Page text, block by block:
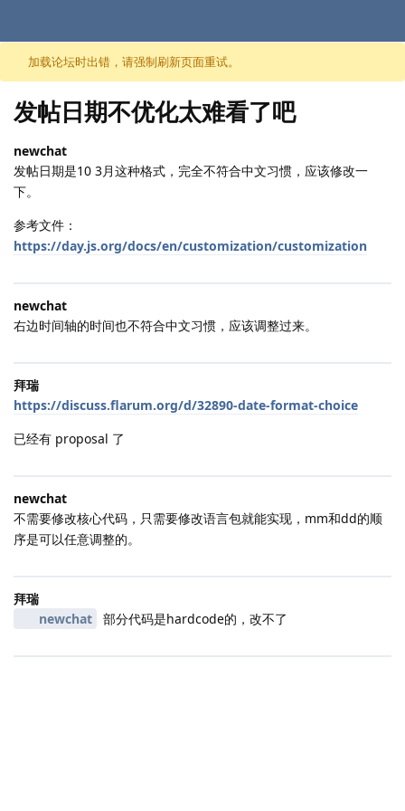
跳至内容
加载论坛时出错，请强制刷新页面重试。
发帖日期不优化太难看了吧
newchat
发帖日期是10 3月这种格式，完全不符合中文习惯，应该修改一
下。
参考文件：
https://day.js.org/docs/en/customization/customization
newchat
右边时间轴的时间也不符合中文习惯，应该调整过来。
拜瑞
https://discuss.flarum.org/d/32890-date-format-choice
已经有 proposal 了
newchat
不需要修改核心代码，只需要修改语言包就能实现，mm和dd的顺
序是可以任意调整的。
拜瑞
newchat
部分代码是hardcode的，改不了